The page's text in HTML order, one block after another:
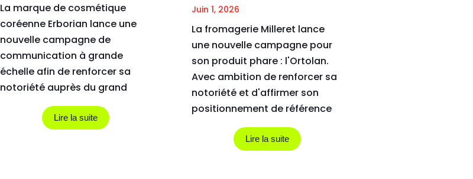
La marque de cosmétique
coréenne Erborian lance une
nouvelle campagne de
communication à grande
échelle afin de renforcer sa
notoriété auprès du grand
public. Orchestré par Big
Succes, ce dispositif...
Lire la suite
Juin 1, 2026
La fromagerie Milleret lance
une nouvelle campagne pour
son produit phare : l'Ortolan.
Avec ambition de renforcer sa
notoriété et d'affirmer son
positionnement de référence
incontournable en tant...
Lire la suite